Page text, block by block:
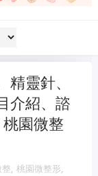
靈針、
介紹、諮
園微整
, 桃園微整形,
修 官網 大金冷